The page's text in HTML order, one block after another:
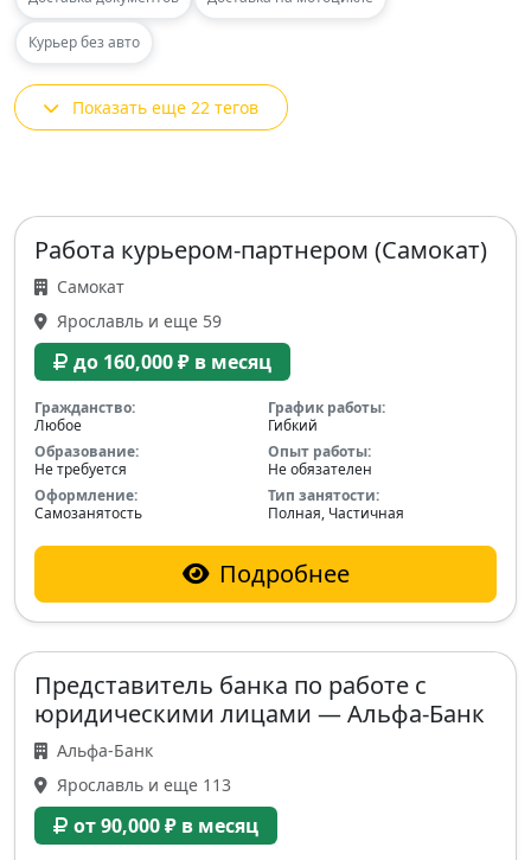
Курьер без авто
Показать еще 22 тегов
Работа курьером-партнером (Самокат)
Самокат
Ярославль и еще 59
до 160,000 ₽ в месяц
Гражданство:
Любое
График работы:
Гибкий
Образование:
Не требуется
Опыт работы:
Не обязателен
Оформление:
Самозанятость
Тип занятости:
Полная, Частичная
Подробнее
Представитель банка по работе с
юридическими лицами — Альфа-Банк
Альфа-Банк
Ярославль и еще 113
от 90,000 ₽ в месяц